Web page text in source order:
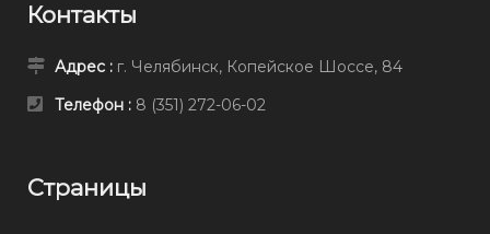
Контакты
Адрес : г. Челябинск, Копейское Шоссе, 84
Телефон : 8 (351) 272-06-02
Страницы